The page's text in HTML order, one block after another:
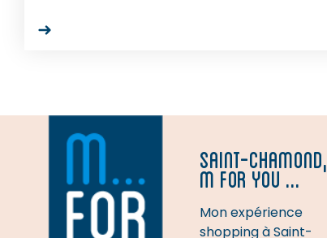
SAINT-CHAMOND,
M FOR YOU ...
Mon expérience
shopping à Saint-